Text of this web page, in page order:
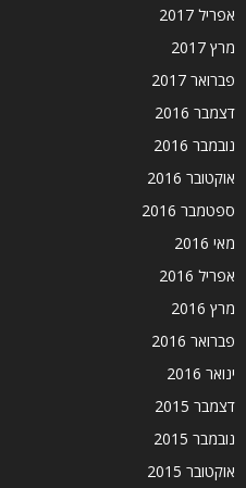
אפריל 2017
מרץ 2017
פברואר 2017
דצמבר 2016
נובמבר 2016
אוקטובר 2016
ספטמבר 2016
מאי 2016
אפריל 2016
מרץ 2016
פברואר 2016
ינואר 2016
דצמבר 2015
נובמבר 2015
אוקטובר 2015